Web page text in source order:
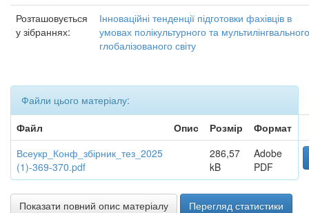
Розташовується
у зібраннях:
Інноваційні тенденції підготовки фахівців в
умовах полікультурного та мультилінгвального
глобалізованого світу
Файли цього матеріалу:
Файл
Опис Розмір
Формат
Всеукр_Конф_збірник_тез_2025
(1)-369-370.pdf
286,57
kB
Adobe
PDF
Показати повний опис матеріалу Перегляд статистики